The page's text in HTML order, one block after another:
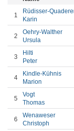
1
Rüdisser-
Karin
2
Oehry-Walther
Ursula
3
Hilti
Peter
4
Kindle-Kühnis
Marion
5
Vogt
Thomas
6
Wenaweser
Christoph